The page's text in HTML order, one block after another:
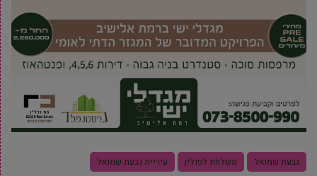
גבעת שמואל משלחת לפולין עיריית גבעת שמואל